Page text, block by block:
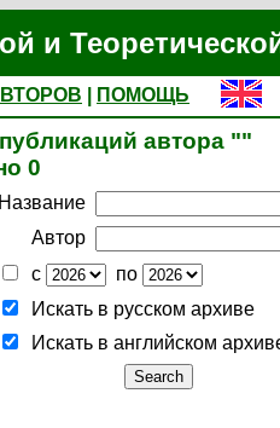
и
ПОМОЩЬ
автора ""
0
Название
Автор
с
по
Искать в русском архиве
Искать в английском